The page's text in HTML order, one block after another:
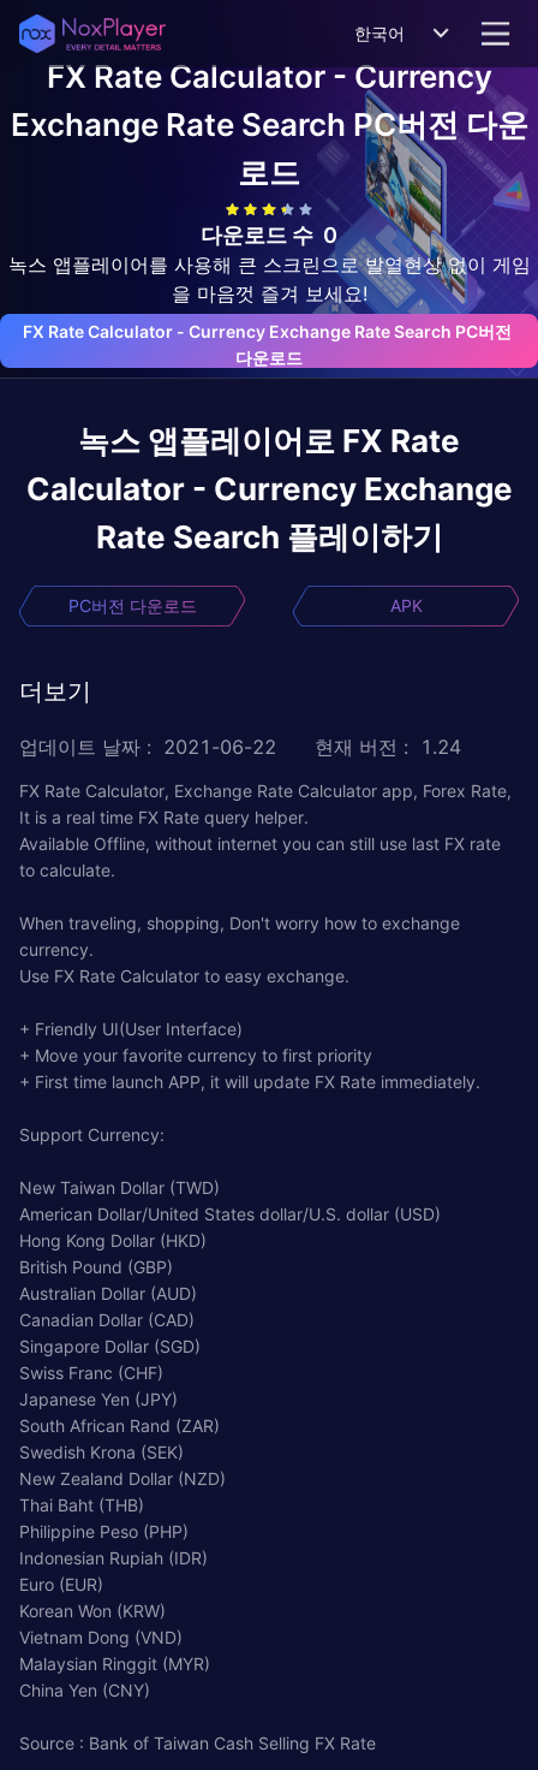
한국어
FX Rate Calculator - Currency
Exchange Rate Search PC버전 다운
로드
다운로드 수 0
녹스 앱플레이어를 사용해 큰 스크린으로 발열현상 없이 게임
을 마음껏 즐겨 보세요!
FX Rate Calculator - Currency Exchange Rate Search PC버전
다운로드
녹스 앱플레이어로 FX Rate
Calculator - Currency Exchange
Rate Search 플레이하기
PC버전 다운로드 APK
더보기
업데이트 날짜 : 2021-06-22 현재 버전 : 1.24
FX Rate Calculator, Exchange Rate Calculator app, Forex Rate,
It is a real time FX Rate query helper.
Available Offline, without internet you can still use last FX rate
to calculate.
When traveling, shopping, Don't worry how to exchange
currency.
Use FX Rate Calculator to easy exchange.
+ Friendly UI(User Interface)
+ Move your favorite currency to first priority
+ First time launch APP, it will update FX Rate immediately.
Support Currency:
New Taiwan Dollar (TWD)
American Dollar/United States dollar/U.S. dollar (USD)
Hong Kong Dollar (HKD)
British Pound (GBP)
Australian Dollar (AUD)
Canadian Dollar (CAD)
Singapore Dollar (SGD)
Swiss Franc (CHF)
Japanese Yen (JPY)
South African Rand (ZAR)
Swedish Krona (SEK)
New Zealand Dollar (NZD)
Thai Baht (THB)
Philippine Peso (PHP)
Indonesian Rupiah (IDR)
Euro (EUR)
Korean Won (KRW)
Vietnam Dong (VND)
Malaysian Ringgit (MYR)
China Yen (CNY)
Source : Bank of Taiwan Cash Selling FX Rate